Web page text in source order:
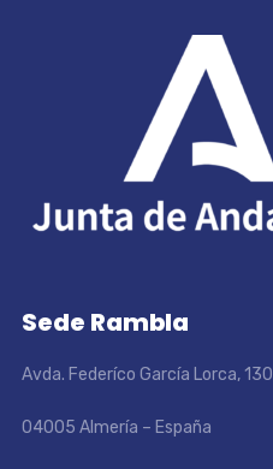
Sede Rambla
Avda. Federíco García Lorca, 130
04005 Almería – España